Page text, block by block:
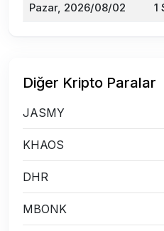
Pazar, 2026/08/02 1
Diğer Kripto Paralar
JASMY
KHAOS
DHR
MBONK